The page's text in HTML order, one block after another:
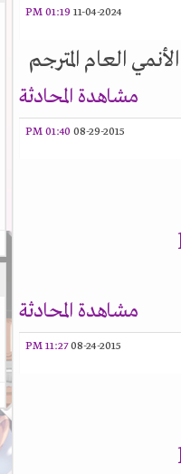
11-04-2024
01:19 PM
العام المترجم
مشاهدة المحادثة
08-29-2015
01:40 PM
مشاهدة المحادثة
08-24-2015
11:27 PM